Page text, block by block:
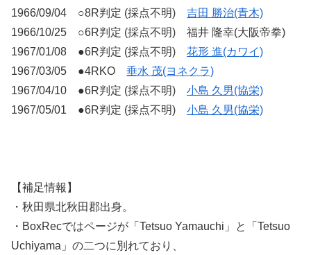
1966/09/04 ○8R判定 (採点不明) 吉田 勝治(青木)
1966/10/25 ○6R判定 (採点不明) 福井 隆幸(大阪帝拳)
1967/01/08 ●6R判定 (採点不明) 花形 進(カワイ)
1967/03/05 ●4RKO 垂水 茂(ヨネクラ)
1967/04/10 ●6R判定 (採点不明) 小島 久男(協栄)
1967/05/01 ●6R判定 (採点不明) 小島 久男(協栄)
【補足情報】
・秋田県北秋田郡出身。
・BoxRecではページが「Tetsuo Yamauchi」と「Tetsuo
Uchiyama」の二つに別れており、